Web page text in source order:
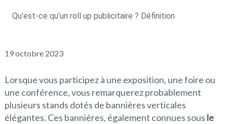
Qu’est-ce qu’un roll up publicitaire ? Définition
19 octobre 2023
Lorsque vous participez à une exposition, une foire ou
une conférence, vous remarquerez probablement
plusieurs stands dotés de bannières verticales
élégantes. Ces bannières, également connues sous le